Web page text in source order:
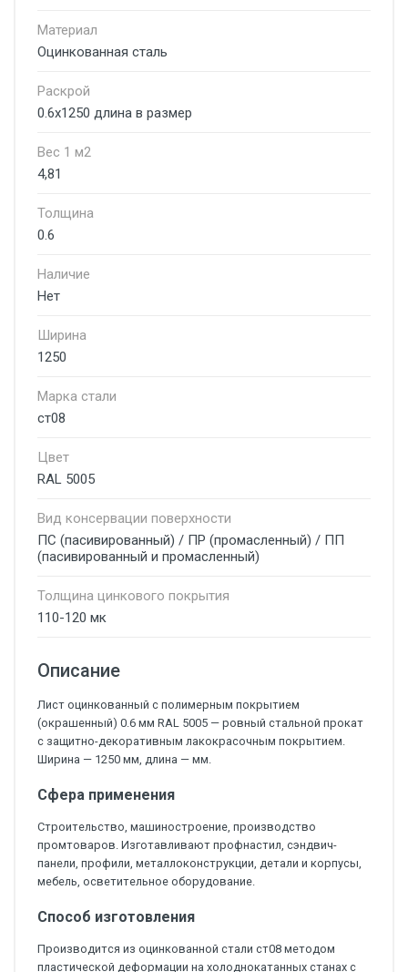
Материал
Оцинкованная сталь
Раскрой
0.6х1250 длина в размер
Вес 1 м2
4,81
Толщина
0.6
Наличие
Нет
Ширина
1250
Марка стали
ст08
Цвет
RAL 5005
Вид консервации поверхности
ПС (пасивированный) / ПР (промасленный) / ПП
(пасивированный и промасленный)
Толщина цинкового покрытия
110-120 мк
Описание
Лист оцинкованный с полимерным покрытием
(окрашенный) 0.6 мм RAL 5005 — ровный стальной прокат
с защитно-декоративным лакокрасочным покрытием.
Ширина — 1250 мм, длина — мм.
Сфера применения
Строительство, машиностроение, производство
промтоваров. Изготавливают профнастил, сэндвич-
панели, профили, металлоконструкции, детали и корпусы,
мебель, осветительное оборудование.
Способ изготовления
Производится из оцинкованной стали ст08 методом
пластической деформации на холоднокатанных станах с